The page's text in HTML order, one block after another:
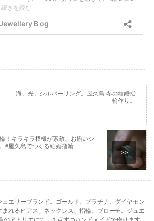
海、光、シルバーリング。屋久島 冬の結婚指
輪作り。
>>
！キラキラ模様が素敵、お揃いシ
#屋久島でつくる結婚指輪
ュエリーブランド。ゴールド、プラチナ、ダイヤモン
まれるピアス、ネックレス、指輪、ブローチ。ジュエ
のアトリエにて、１点ずつハンドメイドで作ります。